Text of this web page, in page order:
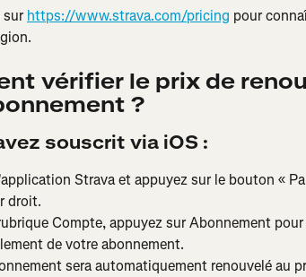
sur https://www.strava.com/pricing pour
vérifier le prix de
?
souscrit via iOS :
Strava et appuyez sur le bouton «
droit.
Compte, appuyez sur Abonnement
de votre abonnement.
sera automatiquement renouvelé au